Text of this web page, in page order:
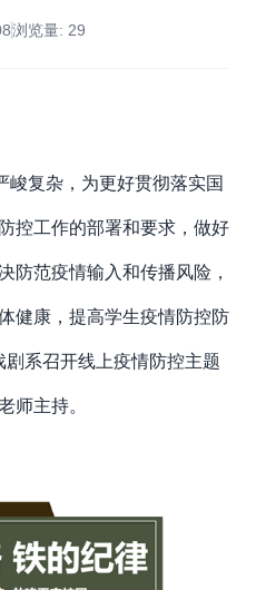
浏览量: 29
峻复杂，为更好贯彻落实国
控工作的部署和要求，做好
防范疫情输入和传播风险，
健康，提高学生疫情防控防
系召开线上疫情防控主题
师主持。